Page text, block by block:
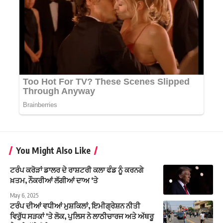
You Might Also Like
ਟਰੰਪ ਕਰੋੜਾਂ ਡਾਲਰ ਦੇ ਰਾਸ਼ਟਰੀ ਕਲਾ ਫੰਡ ਨੂੰ ਕਰਨਗੇ
ਖ਼ਤਮ, ਨੌਕਰੀਆਂ ਲੱਗੀਆਂ ਦਾਅ ‘ਤੇ
May 6, 2025
ਟਰੰਪ ਦੀਆਂ ਵਧੀਆਂ ਮੁਸ਼ਕਿਲਾਂ, ਇਮੀਗ੍ਰੇਸ਼ਨ ਨੀਤੀ
ਵਿਰੁੱਧ ਸੜਕਾਂ ‘ਤੇ ਲੋਕ, ਪੁਲਿਸ ਨੇ ਲਾਠੀਚਾਰਜ ਅਤੇ ਅੱਥਰੂ